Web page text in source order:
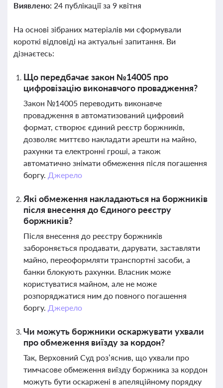
Виявлено: 24 публікації за 9 квітня
На основі зібраних матеріалів ми сформували
короткі відповіді на актуальні запитання. Ви
дізнаєтесь:
Що передбачає закон №14005 про
цифровізацію виконавчого провадження?
Закон №14005 переводить виконавче
провадження в автоматизований цифровий
формат, створює єдиний реєстр боржників,
дозволяє миттєво накладати арешти на майно,
рахунки та електронні гроші, а також
автоматично знімати обмеження після погашення
боргу. Джерело
Які обмеження накладаються на боржників
після внесення до Єдиного реєстру
боржників?
Після внесення до реєстру боржників
забороняється продавати, дарувати, заставляти
майно, переоформляти транспортні засоби, а
банки блокують рахунки. Власник може
користуватися майном, але не може
розпоряджатися ним до повного погашення
боргу. Джерело
Чи можуть боржники оскаржувати ухвали
про обмеження виїзду за кордон?
Так, Верховний Суд роз’яснив, що ухвали про
тимчасове обмеження виїзду боржника за кордон
можуть бути оскаржені в апеляційному порядку